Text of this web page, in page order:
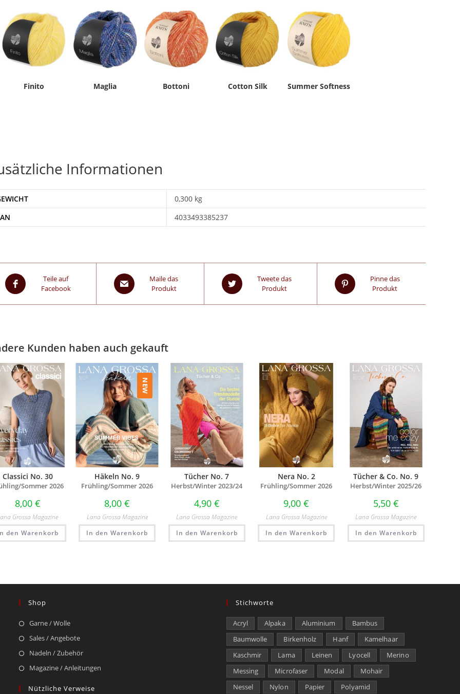
Finito Maglia Bottoni Cotton Silk Summer Softness
Informationen
0,300 kg
4033493385237
Teile auf
Facebook
Maile das
Produkt
Tweete das
Produkt
Pinne das
Produkt
Kunden haben auch gekauft
Classici No. 30
Sommer 2026
8,00 €
Grossa Magazine
den Warenkorb
NEW
Häkeln No. 9
Frühling/Sommer 2026
8,00€
Lana Grossa Magazine
In den Warenkorb
Tücher No. 7
Herbst/Winter 2023/24
4,90 €
Lana Grossa Magazine
In den Warenkorb
Nera No. 2
Frühling/Sommer 2026
9,00€
Lana Grossa Magazine
In den Warenkorb
Tücher & Co. No. 9
Herbst/Winter 2025/26
5,50 €
Lana Grossa Magazine
In den Warenkorb
Shop
Garne / Wolle
Sales / Angebote
Nadeln / Zubehör
Magazine / Anleitungen
Nützliche Verweise
Stichworte
Acryl Alpaka Aluminium
Bambus
Baumwolle
Birkenholz Hanf
Kamelhaar
Kaschmir
Lama Leinen Lyocell
Merino
Messing
Microfaser Modal
Mohair
Nessel
Nylon Papier Polyamid